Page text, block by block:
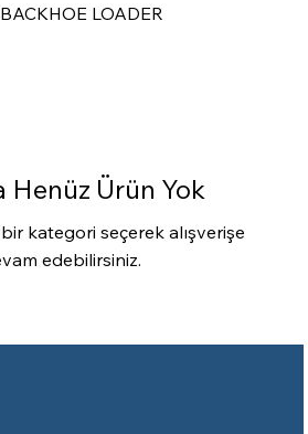
LOADER
Henüz Ürün Yok
kategori seçerek alışverişe
edebilirsiniz.